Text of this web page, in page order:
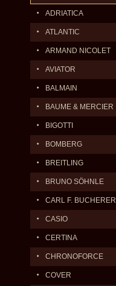
ADRIATICA
ATLANTIC
ARMAND NICOLET
AVIATOR
BALMAIN
BAUME & MERCIER
BIGOTTI
BOMBERG
BREITLING
BRUNO SÖHNLE
CARL F. BUCHERER
CASIO
CERTINA
CHRONOFORCE
COVER